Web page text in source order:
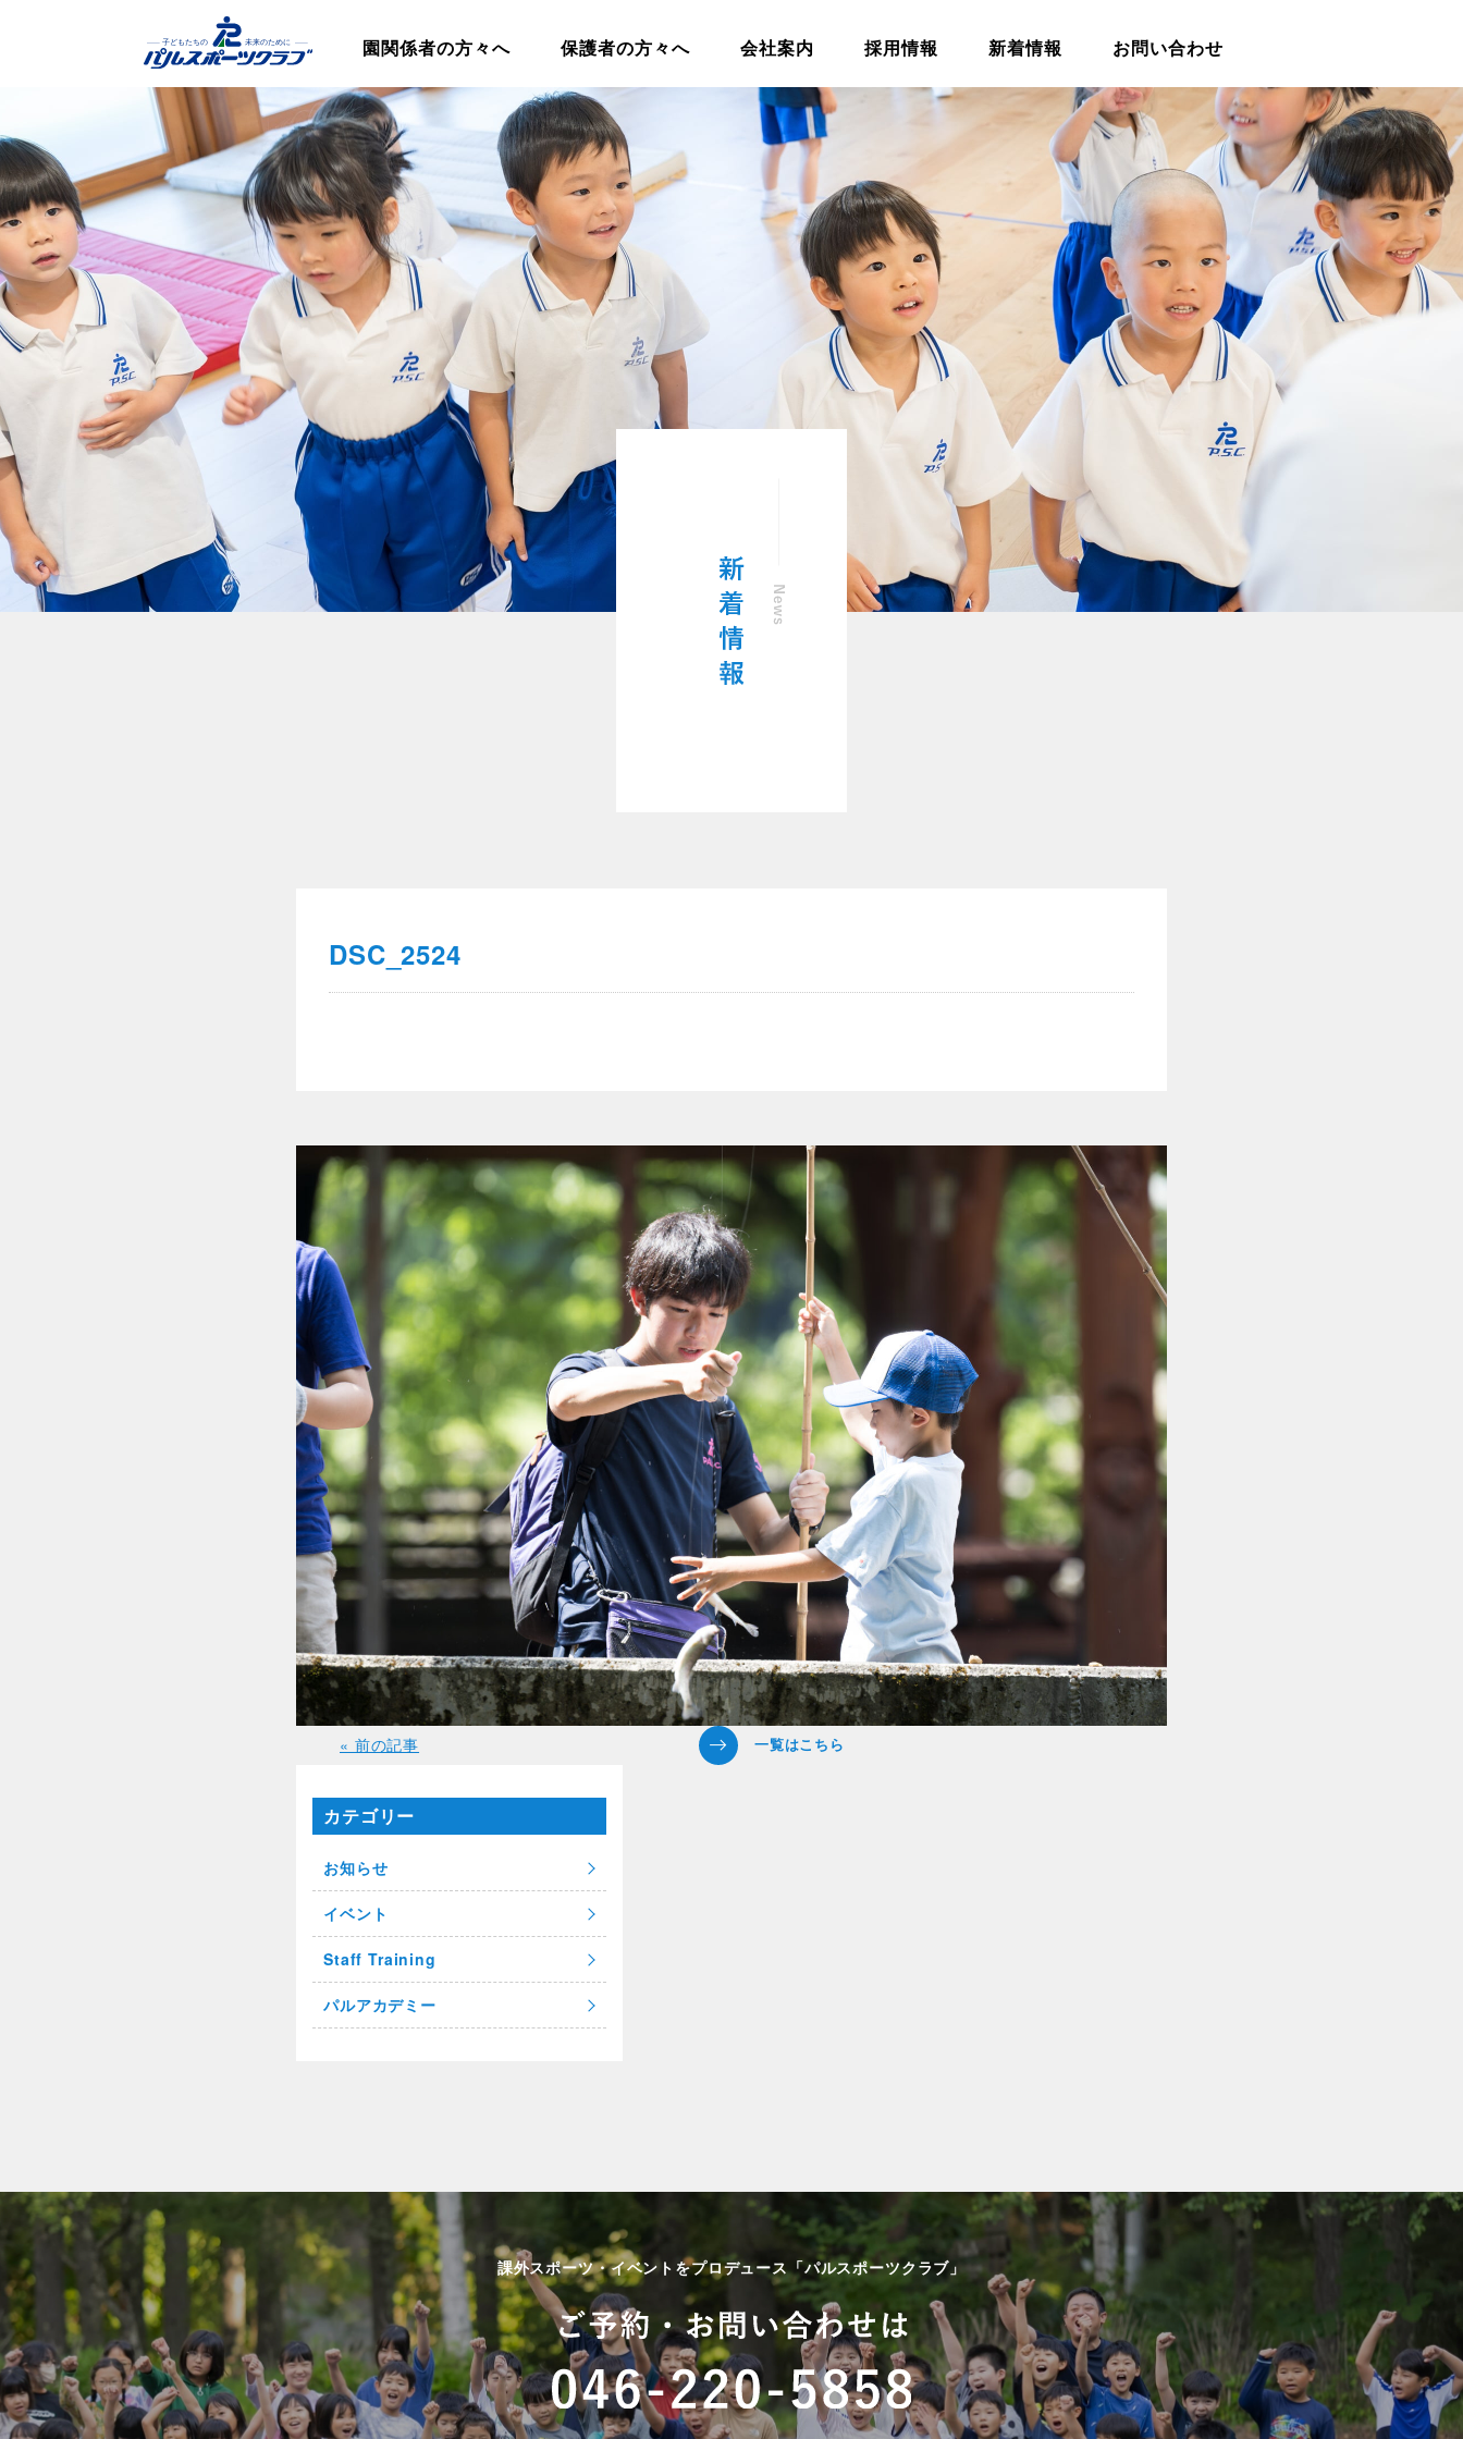
園関係者の方々へ 保護者の方々へ 会社案内 採用情報 新着情報 お問い合わせ
DSC_2524
« 前の記事
カテゴリー
お知らせ
イベント
Staff Training
パルアカデミー
課外スポーツ・イベントをプロデュース「パルスポーツクラブ」